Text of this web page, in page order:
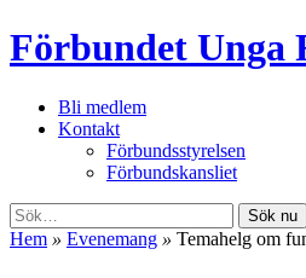
Förbundet Unga
Bli medlem
Kontakt
Förbundsstyrelsen
Förbundskansliet
Sök nu
Hem » Evenemang » Temahelg om